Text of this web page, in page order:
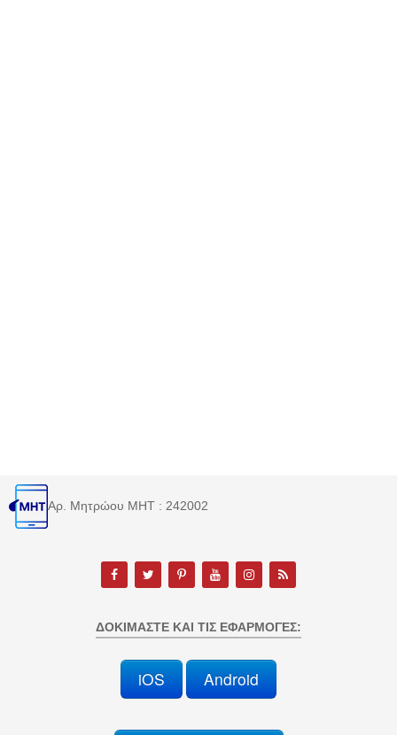
Αρ. Μητρώου MHT : 242002
ΔΟΚΙΜΆΣΤΕ ΚΑΙ ΤΙΣ ΕΦΑΡΜΟΓΈΣ:
iOS Android